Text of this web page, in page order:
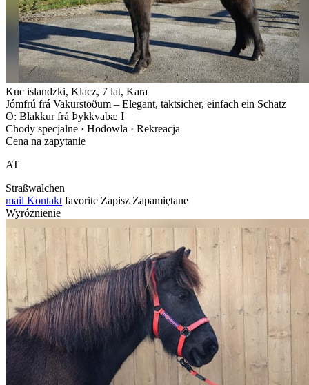
Kuc islandzki, Klacz, 7 lat, Kara
Jómfrú frá Vakurstöðum – Elegant, taktsicher, einfach ein Schatz
O: Blakkur frá Þykkvabæ I
Chody specjalne · Hodowla · Rekreacja
Cena na zapytanie
AT
Straßwalchen
mail Kontakt favorite Zapisz Zapamiętane
Wyróżnienie